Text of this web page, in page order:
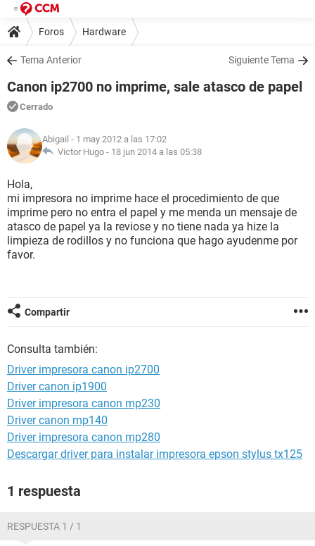
Foros Hardware
Tema Anterior Siguiente Tema
Canon ip2700 no imprime, sale atasco de papel
Cerrado
Abigail - 1 may 2012 a las 17:02
Victor Hugo - 18 jun 2014 a las 05:38
Hola,
mi impresora no imprime hace el procedimiento de que
imprime pero no entra el papel y me menda un mensaje de
atasco de papel ya la reviose y no tiene nada ya hize la
limpieza de rodillos y no funciona que hago ayudenme por
favor.
Compartir
Consulta también:
Driver impresora canon ip2700
Driver canon ip1900
Driver impresora canon mp230
Driver canon mp140
Driver impresora canon mp280
Descargar driver para instalar impresora epson stylus tx125
1 respuesta
RESPUESTA 1 / 1